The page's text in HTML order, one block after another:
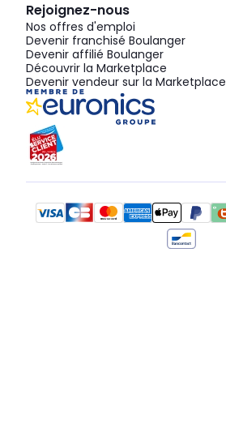
Rejoignez-nous
Nos offres d'emploi
Devenir franchisé Boulanger
Devenir affilié Boulanger
Découvrir la Marketplace
Devenir vendeur sur la Marketplace